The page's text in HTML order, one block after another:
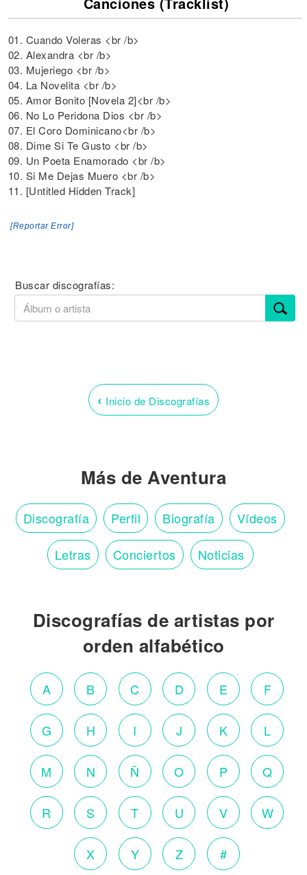
01. Cuando Voleras <br /b>
02. Alexandra <br /b>
03. Mujeriego <br /b>
04. La Novelita <br /b>
05. Amor Bonito [Novela 2]<br /b>
06. No Lo Peridona Dios <br /b>
07. El Coro Dominicano<br /b>
08. Dime Si Te Gusto <br /b>
09. Un Poeta Enamorado <br /b>
10. Si Me Dejas Muero <br /b>
11. [Untitled Hidden Track]
[Reportar Error]
Buscar discografías:
‹ Inicio de Discografías
Más de Aventura
Discografía Perfil Biografía Vídeos
Letras Conciertos Noticias
Discografías de artistas por
orden alfabético
A B C D E F
G H I J K L
M N Ñ O P Q
R S T U V W
X Y Z #